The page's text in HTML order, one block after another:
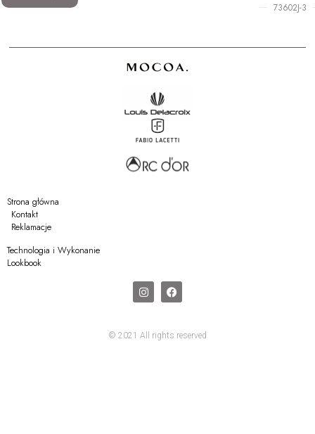
73602J-3
Strona główna
Kontakt
Reklamacje
Technologia i Wykonanie
Lookbook
© 2021 All rights reserved